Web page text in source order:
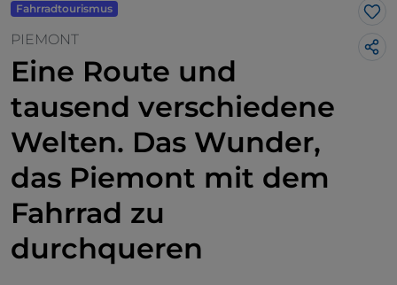
Fahrradtourismus
PIEMONT
Eine Route und
tausend verschiedene
Welten. Das Wunder,
das Piemont mit dem
Fahrrad zu
durchqueren